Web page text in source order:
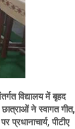
विद्यालय में बृहद
ने स्वागत गीत,
प्रधानाचार्य, पीटीए